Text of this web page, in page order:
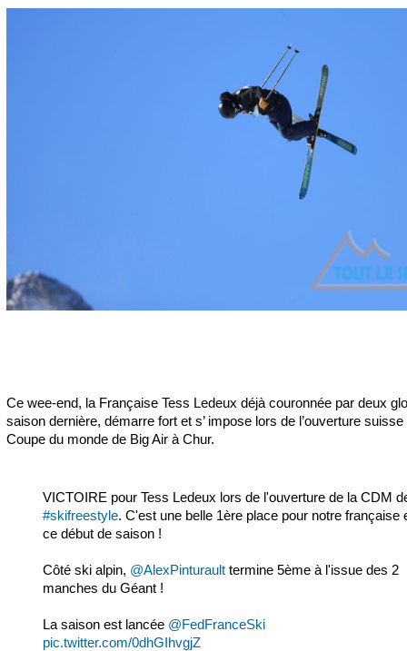
Ce wee-end, la Française Tess Ledeux déjà couronnée par deux
saison dernière, démarre fort et s’ impose lors de l’ouverture suisse
Coupe du monde de Big Air à Chur.
VICTOIRE pour Tess Ledeux lors de l'ouverture de la CDM
#skifreestyle. C'est une belle 1ère place pour notre française
ce début de saison !
Côté ski alpin, @AlexPinturault termine 5ème à l'issue des 2
manches du Géant !
La saison est lancée @FedFranceSki
pic.twitter.com/0dhGIhvgjZ